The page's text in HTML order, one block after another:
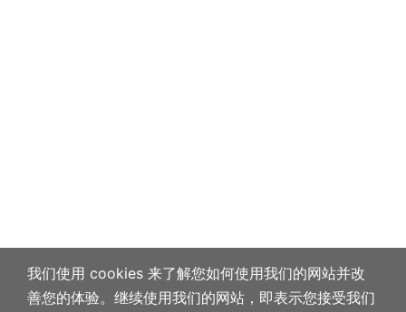
我们使用 cookies 来了解您如何使用我们的网站并改
善您的体验。继续使用我们的网站，即表示您接受我们